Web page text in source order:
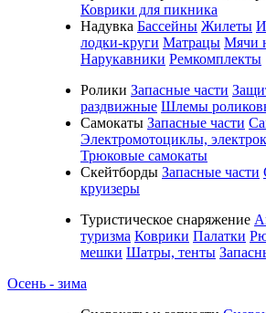
Коврики для пикника
Надувка Бассейны Жилеты
лодки-круги Матрацы Мячи
Нарукавники Ремкомплекты
Ролики Запасные части
раздвижные Шлемы
Самокаты Запасные части
Электромотоциклы,
Трюковые самокаты
Скейтборды Запасные части
круизеры
Туристическое снаряжение
туризма Коврики Палатки
мешки Шатры, тенты
Осень - зима